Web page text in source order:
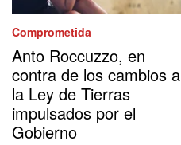
Comprometida
Anto Roccuzzo, en
contra de los cambios a
la Ley de Tierras
impulsados por el
Gobierno